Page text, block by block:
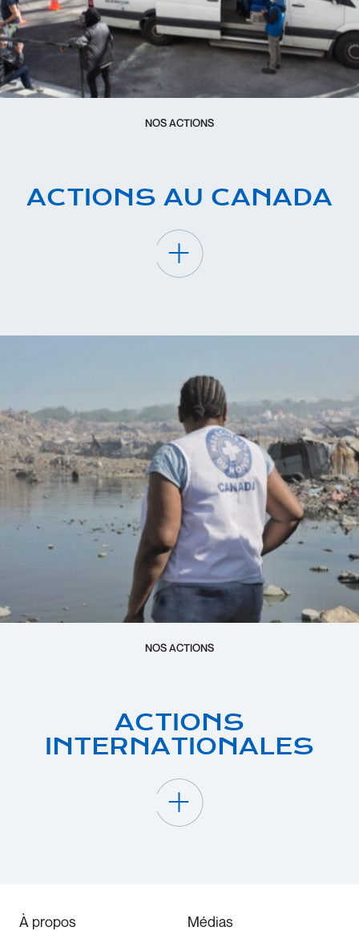
NOS ACTIONS
ACTIONS AU CANADA
NOS ACTIONS
ACTIONS
INTERNATIONALES
À propos Médias